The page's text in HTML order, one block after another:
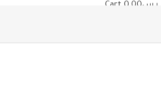
ر.س0.00
Cart